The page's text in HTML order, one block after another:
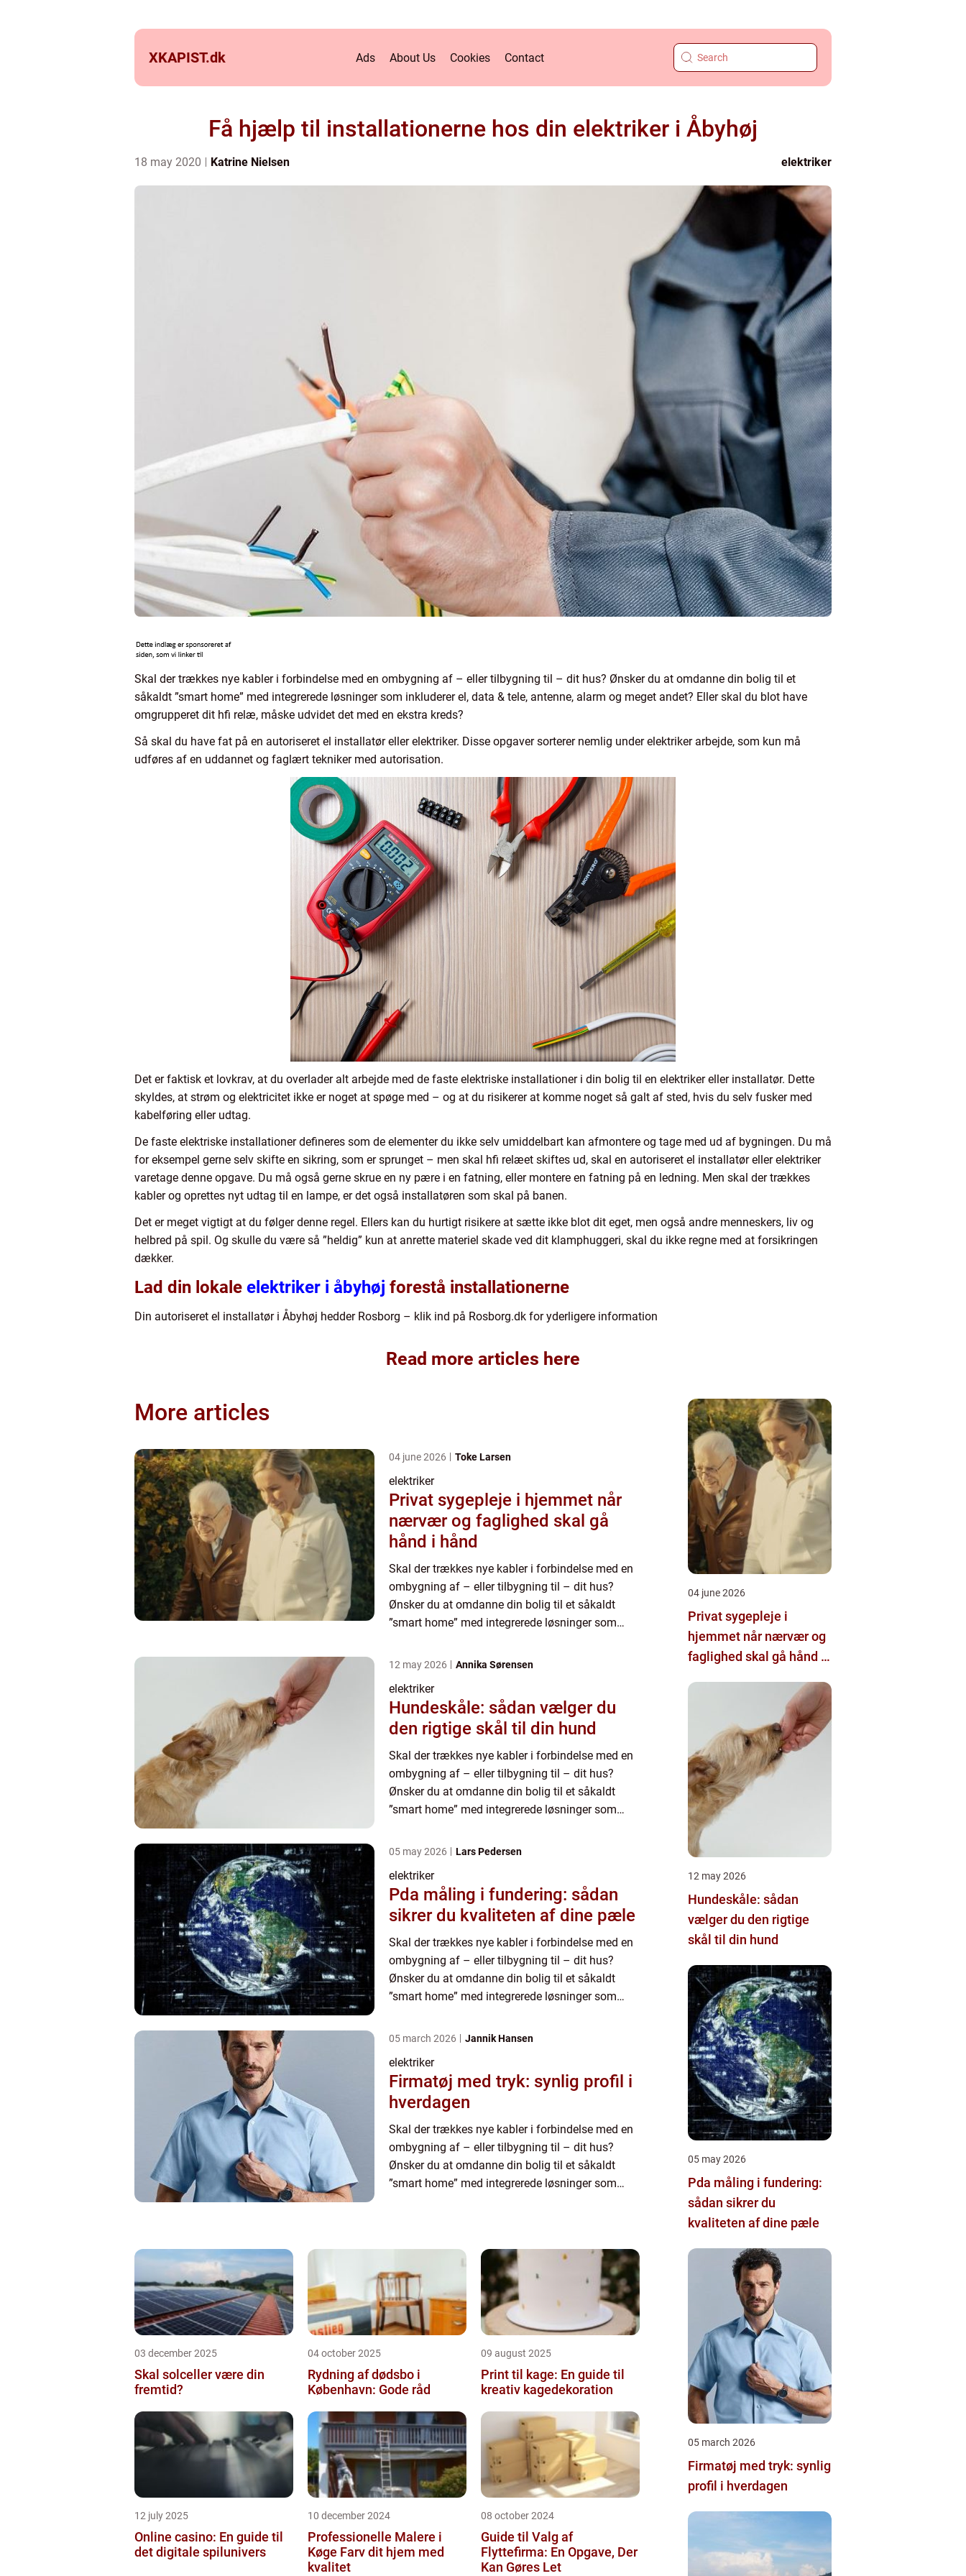
XKAPIST.dk Ads About Us Cookies Contact
Få hjælp til installationerne hos din elektriker i Åbyhøj
18 may 2020 Katrine Nielsen elektriker
Skal der trækkes nye kabler i forbindelse med en ombygning af – eller tilbygning til – dit hus? Ønsker du at omdanne din bolig til et
såkaldt ”smart home” med integrerede løsninger som inkluderer el, data & tele, antenne, alarm og meget andet? Eller skal du blot have
omgrupperet dit hfi relæ, måske udvidet det med en ekstra kreds?
Så skal du have fat på en autoriseret el installatør eller elektriker. Disse opgaver sorterer nemlig under elektriker arbejde, som kun må
udføres af en uddannet og faglært tekniker med autorisation.
Det er faktisk et lovkrav, at du overlader alt arbejde med de faste elektriske installationer i din bolig til en elektriker eller installatør. Dette
skyldes, at strøm og elektricitet ikke er noget at spøge med – og at du risikerer at komme noget så galt af sted, hvis du selv fusker med
kabelføring eller udtag.
De faste elektriske installationer defineres som de elementer du ikke selv umiddelbart kan afmontere og tage med ud af bygningen. Du må
for eksempel gerne selv skifte en sikring, som er sprunget – men skal hfi relæet skiftes ud, skal en autoriseret el installatør eller elektriker
varetage denne opgave. Du må også gerne skrue en ny pære i en fatning, eller montere en fatning på en ledning. Men skal der trækkes
kabler og oprettes nyt udtag til en lampe, er det også installatøren som skal på banen.
Det er meget vigtigt at du følger denne regel. Ellers kan du hurtigt risikere at sætte ikke blot dit eget, men også andre menneskers, liv og
helbred på spil. Og skulle du være så ”heldig” kun at anrette materiel skade ved dit klamphuggeri, skal du ikke regne med at forsikringen
dækker.
Lad din lokale elektriker i åbyhøj forestå installationerne
Din autoriseret el installatør i Åbyhøj hedder Rosborg – klik ind på Rosborg.dk for yderligere information
Read more articles here
More articles
04 june 2026 Toke Larsen
elektriker
Privat sygepleje i hjemmet når
nærvær og faglighed skal gå
hånd i hånd
Skal der trækkes nye kabler i forbindelse med en
ombygning af – eller tilbygning til – dit hus?
Ønsker du at omdanne din bolig til et såkaldt
”smart home” med integrerede løsninger som
andet? El...
12 may 2026 Annika Sørensen
elektriker
Hundeskåle: sådan vælger du
den rigtige skål til din hund
Skal der trækkes nye kabler i forbindelse med en
ombygning af – eller tilbygning til – dit hus?
Ønsker du at omdanne din bolig til et såkaldt
”smart home” med integrerede løsninger som
andet? El...
05 may 2026 Lars Pedersen
elektriker
Pda måling i fundering: sådan
sikrer du kvaliteten af dine pæle
Skal der trækkes nye kabler i forbindelse med en
ombygning af – eller tilbygning til – dit hus?
Ønsker du at omdanne din bolig til et såkaldt
”smart home” med integrerede løsninger som
andet? El...
05 march 2026 Jannik Hansen
elektriker
Firmatøj med tryk: synlig profil i
hverdagen
Skal der trækkes nye kabler i forbindelse med en
ombygning af – eller tilbygning til – dit hus?
Ønsker du at omdanne din bolig til et såkaldt
”smart home” med integrerede løsninger som
03 december 2025
Skal solceller være din
fremtid?
04 october 2025
Rydning af dødsbo i
København: Gode råd
09 august 2025
Print til kage: En guide til
kreativ kagedekoration
12 july 2025
Online casino: En guide til
det digitale spilunivers
10 december 2024
Professionelle Malere i
Køge Farv dit hjem med
kvalitet
08 october 2024
Guide til Valg af
Flyttefirma: En Opgave, Der
Kan Gøres Let
04 june 2026
Privat sygepleje i
hjemmet når nærvær og
faglighed skal gå hånd i
12 may 2026
Hundeskåle: sådan
vælger du den rigtige
skål til din hund
05 may 2026
Pda måling i fundering:
sådan sikrer du
kvaliteten af dine pæle
05 march 2026
Firmatøj med tryk: synlig
profil i hverdagen